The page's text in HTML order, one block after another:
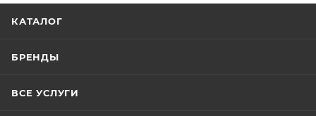
КАТАЛОГ
БРЕНДЫ
ВСЕ УСЛУГИ